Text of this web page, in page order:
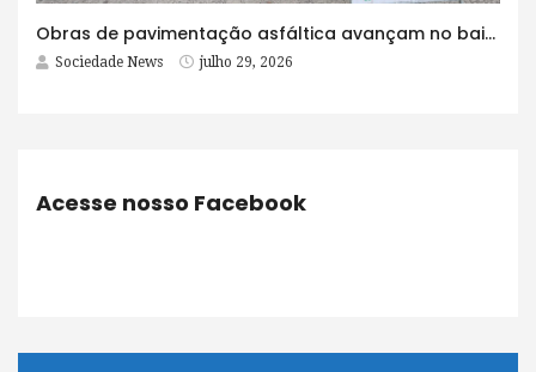
Obras de pavimentação asfáltica avançam no bairro Brasília e chegam a mais quatro ruas
Sociedade News julho 29, 2026
Acesse nosso Facebook